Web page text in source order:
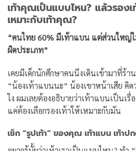
เท้าคุณเป็นแบบไหน? แล้วรอง
เหมาะกับเท้าคุณ?
“คนไทย 60% มีเท้าแบน แต่ส่วนใหญ่ไ
ผิดประเภท”
เคยมีเด็กนักศึกษาคนนึงเดินเข้ามาที่ร้า
“น้องเท้าแบนนะ” น้องเขาหน้าเสีย คิ
ไง ผมเลยต้องอธิบายว่าเท้าแบนเป็นเรื่
แค่ต้องเลือกรองเท้าให้เหมาะกับมัน
เช็ก “รูปเท้า” ของคุณ เท้าแบน เท้าป